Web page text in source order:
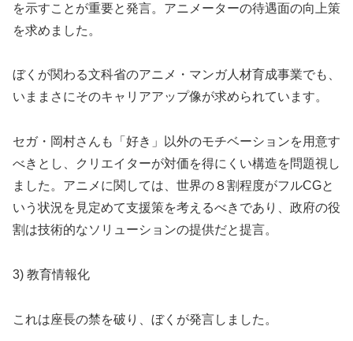
を示すことが重要と発言。アニメーターの待遇面の向上策
を求めました。
ぼくが関わる文科省のアニメ・マンガ人材育成事業でも、
いままさにそのキャリアアップ像が求められています。
セガ・岡村さんも「好き」以外のモチベーションを用意す
べきとし、クリエイターが対価を得にくい構造を問題視し
ました。アニメに関しては、世界の８割程度がフルCGと
いう状況を見定めて支援策を考えるべきであり、政府の役
割は技術的なソリューションの提供だと提言。
3) 教育情報化
これは座長の禁を破り、ぼくが発言しました。